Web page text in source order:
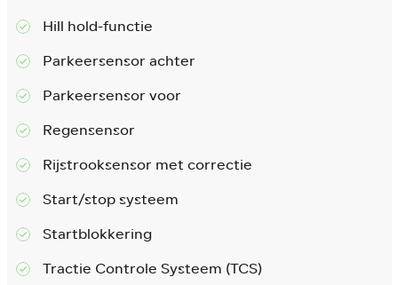
Hill hold-functie
Parkeersensor achter
Parkeersensor voor
Regensensor
Rijstrooksensor met correctie
Start/stop systeem
Startblokkering
Tractie Controle Systeem (TCS)